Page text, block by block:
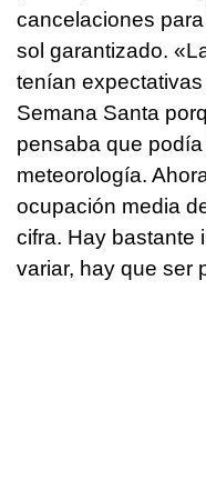
cancelaciones
sol garantizado.
tenían
Semana Santa
pensaba que
meteorología.
ocupación media
cifra. Hay bastante
variar, hay que ser